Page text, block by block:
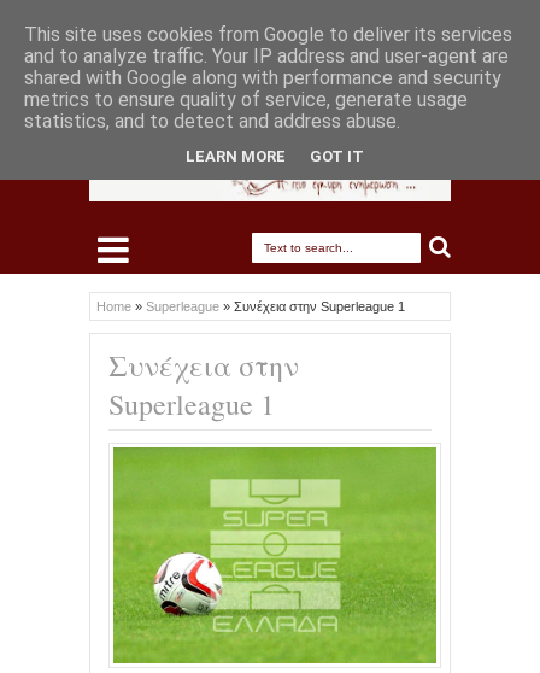
Home » Superleague » Συνέχεια στην Superleague 1
Συνέχεια στην
Superleague 1
This site uses cookies from Google to deliver its services
and to analyze traffic. Your IP address and user-agent are
shared with Google along with performance and security
metrics to ensure quality of service, generate usage
statistics, and to detect and address abuse.
LEARN MORE GOT IT